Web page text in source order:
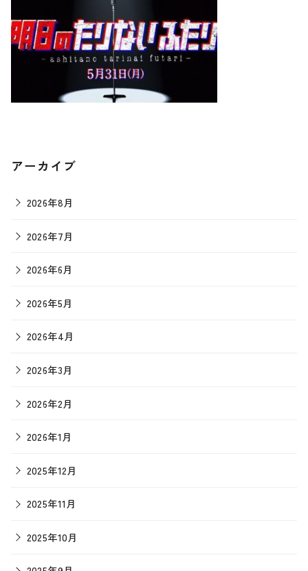
アーカイブ
2026年8月
2026年7月
2026年6月
2026年5月
2026年4月
2026年3月
2026年2月
2026年1月
2025年12月
2025年11月
2025年10月